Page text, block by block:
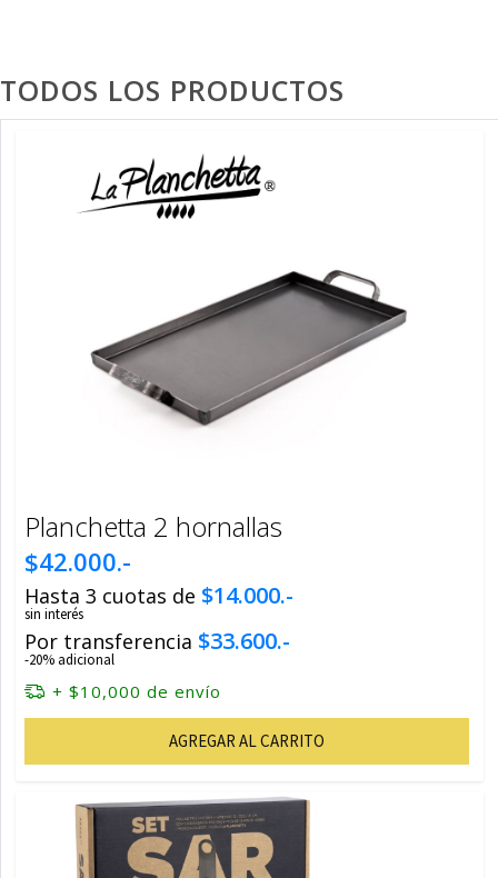
TODOS LOS PRODUCTOS
Planchetta 2 hornallas
$42.000.-
Hasta 3 cuotas de $14.000.-
sin interés
Por transferencia $33.600.-
-20% adicional
+ $10,000 de envío
AGREGAR AL CARRITO